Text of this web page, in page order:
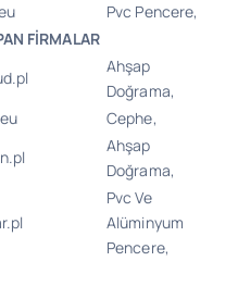
Pvc Pencere,
FİRMALAR
Ahşap
Doğrama,
Cephe,
Ahşap
Doğrama,
Pvc Ve
Alüminyum
Pencere,